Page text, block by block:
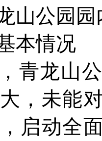
山公园
本情况
青龙山
，未能
启动全